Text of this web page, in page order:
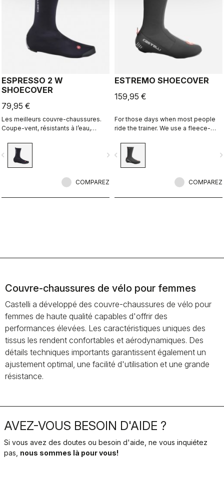
ESPRESSO 2 W
SHOECOVER
79,95 €
Les meilleurs couvre-chaussures.
Coupe-vent, résistants à l’eau,
faciles à enfiler et à retirer. Route et
gravel.
navigate_next
COMPAREZ
ESTREMO SHOECOVER
159,95 €
For those days when most people
ride the trainer. We use a fleece-
WINDSTOPPER® outer layer with a
full Polartec® Power Stretch® inner
layer to make our warmest bootie
navigate_before
COMPAREZ
Couvre-chaussures de vélo pour femmes
Castelli a développé des couvre-chaussures de vélo pour
femmes de haute qualité capables d'offrir des
performances élevées. Les caractéristiques uniques des
tissus les rendent confortables et aérodynamiques. Des
détails techniques importants garantissent également un
ajustement optimal, une facilité d'utilisation et une grande
résistance.
AVEZ-VOUS BESOIN D'AIDE ?
Si vous avez des doutes ou besoin d'aide, ne vous inquiétez
pas, nous sommes là pour vous!